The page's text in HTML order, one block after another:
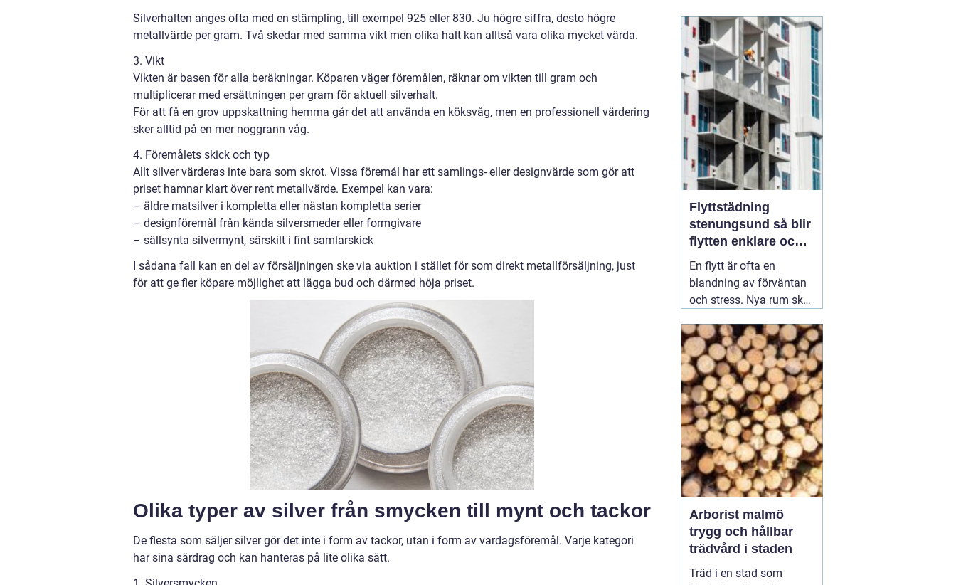
Silverhalten anges ofta med en stämpling, till exempel 925 eller 830. Ju högre siffra, desto högre
metallvärde per gram. Två skedar med samma vikt men olika halt kan alltså vara olika mycket värda.
3. Vikt
Vikten är basen för alla beräkningar. Köparen väger föremålen, räknar om vikten till gram och
multiplicerar med ersättningen per gram för aktuell silverhalt.
För att få en grov uppskattning hemma går det att använda en köksvåg, men en professionell värdering
sker alltid på en mer noggrann våg.
4. Föremålets skick och typ
Allt silver värderas inte bara som skrot. Vissa föremål har ett samlings- eller designvärde som gör att
priset hamnar klart över rent metallvärde. Exempel kan vara:
– äldre matsilver i kompletta eller nästan kompletta serier
– designföremål från kända silversmeder eller formgivare
– sällsynta silvermynt, särskilt i fint samlarskick
I sådana fall kan en del av försäljningen ske via auktion i stället för som direkt metallförsäljning, just
för att ge fler köpare möjlighet att lägga bud och därmed höja priset.
Olika typer av silver från smycken till mynt och tackor
De flesta som säljer silver gör det inte i form av tackor, utan i form av vardagsföremål. Varje kategori
har sina särdrag och kan hanteras på lite olika sätt.
kemikalier, damm och
spill gör att renhållning
blir en fråga om både
säkerhet, kvalitet och
ekonomi. Genomtänkt
och professionell
Flyttstädning
stenungsund så blir
flytten enklare och
mer trygg
En flytt är ofta en
blandning av förväntan
och stress. Nya rum ska
ändras, avtal sägas upp
och tecknas. Mitt i allt
detta dyker en fråga upp:
vem ska ta hand om
städningen av den
gamla bostaden?
Många som söker02
augusti 2026
Arborist malmö
trygg och hållbar
trädvård i staden
Träd i en stad som